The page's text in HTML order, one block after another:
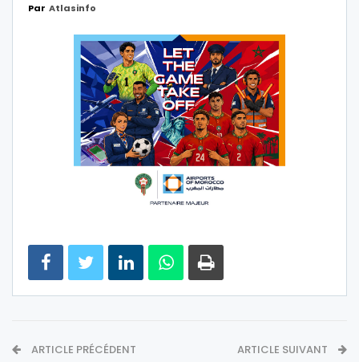
Par Atlasinfo
ARTICLE PRÉCÉDENT ARTICLE SUIVANT